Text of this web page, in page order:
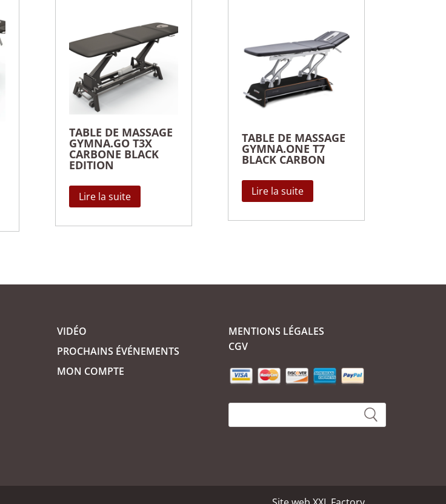
TABLE DE MASSAGE
GYMNA.GO T3X
CARBONE BLACK
EDITION
Lire la suite
TABLE DE MASSAGE
GYMNA.ONE T7
BLACK CARBON
Lire la suite
VIDÉO
PROCHAINS ÉVÉNEMENTS
MON COMPTE
MENTIONS LÉGALES
CGV